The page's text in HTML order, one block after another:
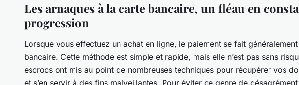
Les arnaques à la carte bancaire, un fléau en
progression
Lorsque vous effectuez un achat en ligne, le paiement se fait
bancaire. Cette méthode est simple et rapide, mais elle n’est pas sans
escrocs ont mis au point de nombreuses techniques pour récupérer vos
et s’en servir à des fins malveillantes. Pour éviter ce genre de